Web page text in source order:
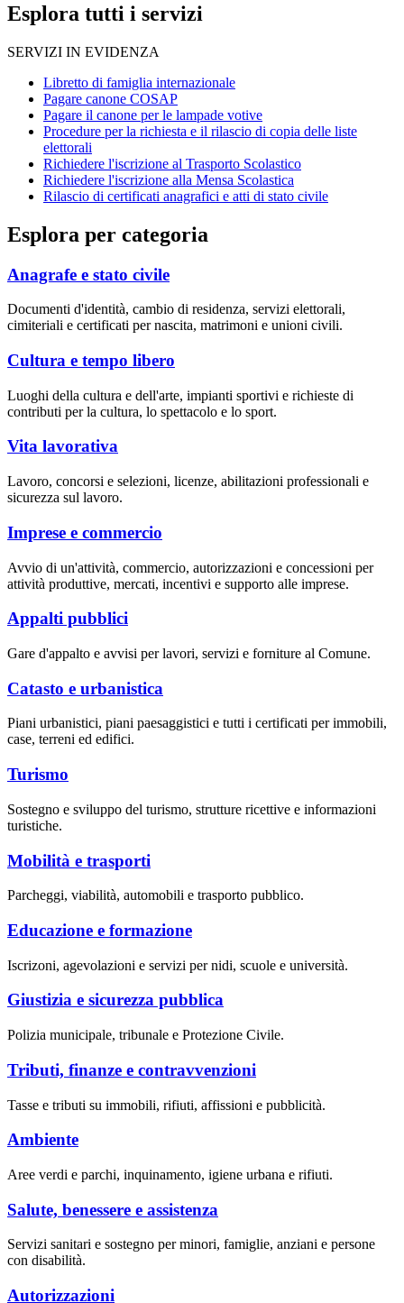
Esplora tutti i servizi
SERVIZI IN EVIDENZA
Libretto di famiglia internazionale
Pagare canone COSAP
Pagare il canone per le lampade votive
Procedure per la richiesta e il rilascio di copia delle liste
elettorali
Richiedere l'iscrizione al Trasporto Scolastico
Richiedere l'iscrizione alla Mensa Scolastica
Rilascio di certificati anagrafici e atti di stato civile
Esplora per categoria
Anagrafe e stato civile
Documenti d'identità, cambio di residenza, servizi elettorali,
cimiteriali e certificati per nascita, matrimoni e unioni civili.
Cultura e tempo libero
Luoghi della cultura e dell'arte, impianti sportivi e richieste di
contributi per la cultura, lo spettacolo e lo sport.
Vita lavorativa
Lavoro, concorsi e selezioni, licenze, abilitazioni professionali e
sicurezza sul lavoro.
Imprese e commercio
Avvio di un'attività, commercio, autorizzazioni e concessioni per
attività produttive, mercati, incentivi e supporto alle imprese.
Appalti pubblici
Gare d'appalto e avvisi per lavori, servizi e forniture al Comune.
Catasto e urbanistica
Piani urbanistici, piani paesaggistici e tutti i certificati per immobili,
case, terreni ed edifici.
Turismo
Sostegno e sviluppo del turismo, strutture ricettive e informazioni
turistiche.
Mobilità e trasporti
Parcheggi, viabilità, automobili e trasporto pubblico.
Educazione e formazione
Iscrizoni, agevolazioni e servizi per nidi, scuole e università.
Giustizia e sicurezza pubblica
Polizia municipale, tribunale e Protezione Civile.
Tributi, finanze e contravvenzioni
Tasse e tributi su immobili, rifiuti, affissioni e pubblicità.
Ambiente
Aree verdi e parchi, inquinamento, igiene urbana e rifiuti.
Salute, benessere e assistenza
Servizi sanitari e sostegno per minori, famiglie, anziani e persone
con disabilità.
Autorizzazioni